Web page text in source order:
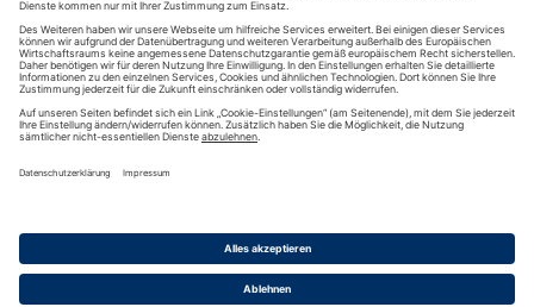
Syreality - Erschaffe Deine eigene Realität
Datenschutzinformationen·Cookie-Einstellungen·Impressum · AGB
& Nutzungsbedingungen·Partnerprogramme